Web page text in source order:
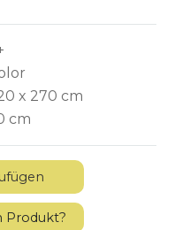
x 270 cm
cm
Produkt?